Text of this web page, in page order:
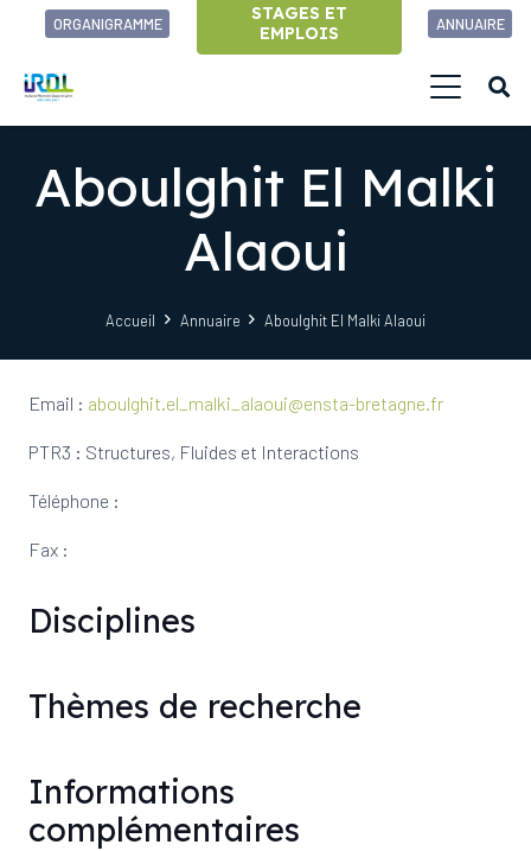
ORGANIGRAMME
STAGES ET
EMPLOIS
ANNUAIRE
Aboulghit El Malki
Alaoui
Accueil Annuaire Aboulghit El Malki Alaoui
Email : aboulghit.el_malki_alaoui@ensta-bretagne.fr
PTR3 : Structures, Fluides et Interactions
Téléphone :
Fax :
Disciplines
Thèmes de recherche
Informations
complémentaires